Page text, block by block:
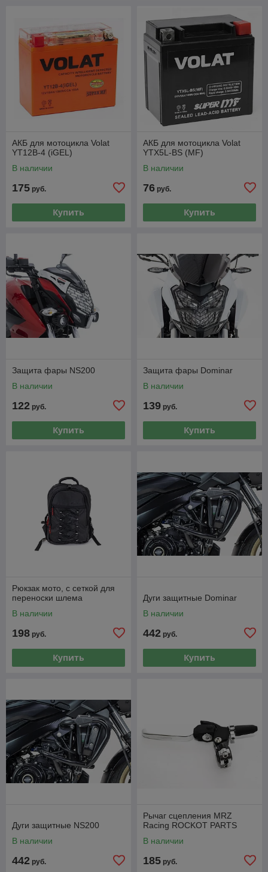
АКБ для мотоцикла Volat
YT12B-4 (iGEL)
В наличии
175 руб.
Купить
АКБ для мотоцикла Volat
YTX5L-BS (MF)
В наличии
76 руб.
Купить
Защита фары NS200
В наличии
122 руб.
Купить
Защита фары Dominar
В наличии
139 руб.
Купить
Рюкзак мото, c сеткой для
переноски шлема
В наличии
198 руб.
Купить
Дуги защитные Dominar
В наличии
442 руб.
Купить
Дуги защитные NS200
В наличии
442 руб.
Рычаг сцепления MRZ
Racing ROCKOT PARTS
В наличии
185 руб.